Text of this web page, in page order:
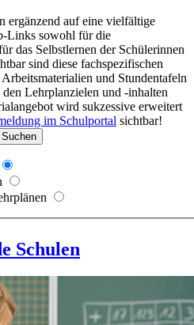
ergänzend auf eine vielfältige
Links sowohl für die
das Selbstlernen der Schülerinnen
sind diese fachspezifischen
und Stundentafeln
Lehrplanzielen und -inhalten
wird sukzessive erweitert
im Schulportal sichtbar!
Suchen
Schulen